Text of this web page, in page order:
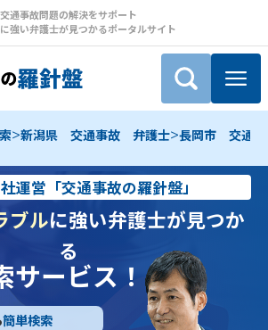
交通事故問題の解決をサポート
強い弁護士が見つかるポータルサイト
>新潟県 交通事故 弁護士>長岡市 交通
運営「交通事故の羅針盤」
ブルに強い弁護士が見つか
る
サービス！
簡単検索